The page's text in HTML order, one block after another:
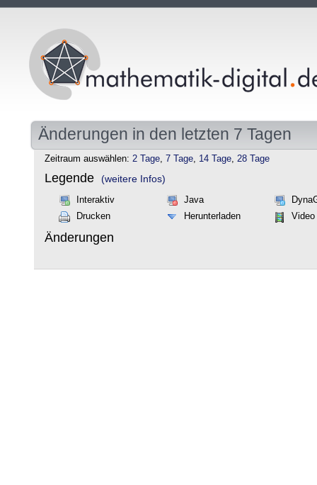
Änderungen in den letzten 7 Tagen
Zeitraum auswählen: 2 Tage, 7 Tage, 14 Tage, 28 Tage
Legende (weitere Infos)
Interaktiv Java
Drucken
Herunterladen Video
Änderungen